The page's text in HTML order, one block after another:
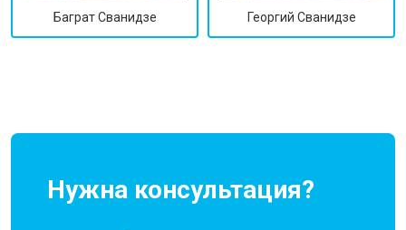
Баграт Сванидзе Георгий Сванидзе
Нужна консультация?